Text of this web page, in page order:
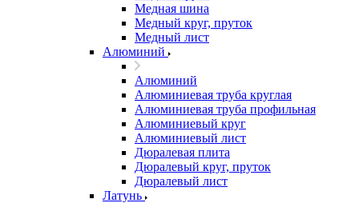
Медная шина
Медный круг, пруток
Медный лист
Алюминий
Алюминий
Алюминиевая труба круглая
Алюминиевая труба профильная
Алюминиевый круг
Алюминиевый лист
Дюралевая плита
Дюралевый круг, пруток
Дюралевый лист
Латунь